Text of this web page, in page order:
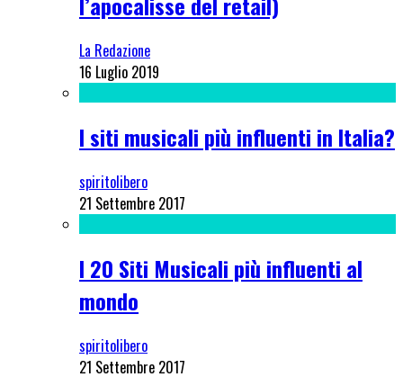
La Redazione
16 Luglio 2019
I siti musicali più influenti in Italia?
spiritolibero
21 Settembre 2017
I 20 Siti Musicali più influenti al
mondo
spiritolibero
21 Settembre 2017